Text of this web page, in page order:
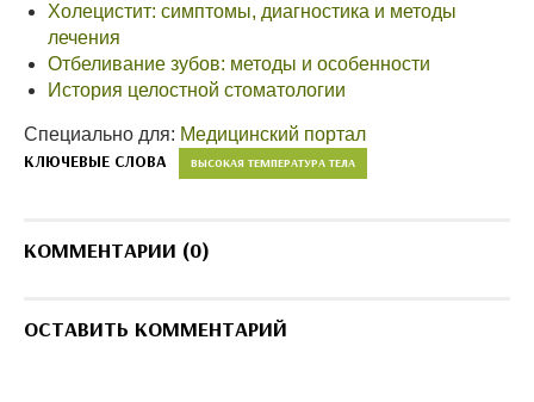
Холецистит: симптомы, диагностика и методы
лечения
Отбеливание зубов: методы и особенности
История целостной стоматологии
Специально для: Медицинский портал
КЛЮЧЕВЫЕ СЛОВА ВЫСОКАЯ ТЕМПЕРАТУРА ТЕЛА
КОММЕНТАРИИ (0)
ОСТАВИТЬ КОММЕНТАРИЙ